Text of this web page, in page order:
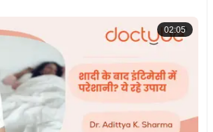
02:05